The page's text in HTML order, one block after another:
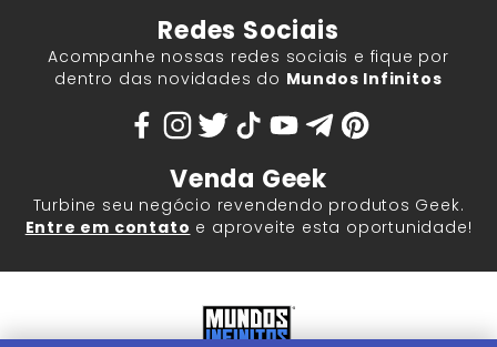
Redes Sociais
Acompanhe nossas redes sociais e fique por
dentro das novidades do Mundos Infinitos
Venda Geek
Turbine seu negócio revendendo produtos Geek.
Entre em contato e aproveite esta oportunidade!